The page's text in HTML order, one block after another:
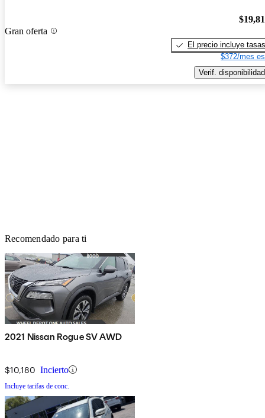
Gran oferta
El precio incluye tasas
$372/mes
Verif. disponibilidad
Recomendado para ti
2021 Nissan Rogue SV AWD
$10,180 Incierto
Incluye tarifas de conc.